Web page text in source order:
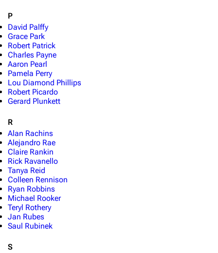
Navigation
Hauptseite
P
David Palffy
Grace Park
Robert Patrick
Charles Payne
Aaron Pearl
Pamela Perry
Lou Diamond Phillips
Robert Picardo
Gerard Plunkett
R
Alan Rachins
Alejandro Rae
Claire Rankin
Rick Ravanello
Tanya Reid
Colleen Rennison
Ryan Robbins
Michael Rooker
Teryl Rothery
Jan Rubes
Saul Rubinek
S